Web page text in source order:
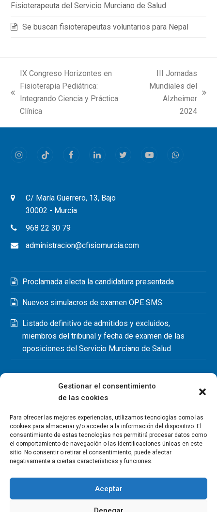
Gestionar el consentimiento
de las cookies
Para ofrecer las mejores experiencias, utilizamos tecnologías como las
cookies para almacenar y/o acceder a la información del dispositivo. El
consentimiento de estas tecnologías nos permitirá procesar datos como
el comportamiento de navegación o las identificaciones únicas en este
sitio. No consentir o retirar el consentimiento, puede afectar
negativamente a ciertas características y funciones.
Aceptar
Fisioterapeuta del Servicio Murciano de Salud
Se buscan fisioterapeutas voluntarios para Nepal
previous
post:
IX Congreso Horizontes en
Fisioterapia Pediátrica:
Integrando Ciencia y Práctica
Clínica
III Jornadas
Mundiales del
Alzheimer
2024
InstagramTiktok FacebookLinkedInTwitterYoutubeWhatsapp
C/ María Guerrero, 13, Bajo
30002 - Murcia
968 22 30 79
administracion@cfisiomurcia.com
Proclamada electa la candidatura presentada
Nuevos simulacros de examen OPE SMS
Listado definitivo de admitidos y excluidos,
miembros del tribunal y fecha de examen de las
oposiciones del Servicio Murciano de Salud